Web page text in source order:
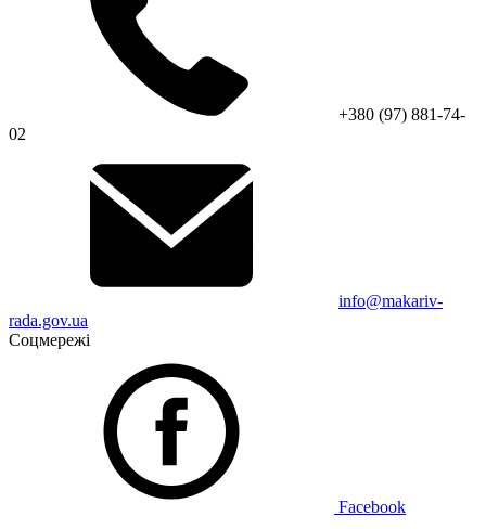
+380 (97) 881-74-
02
info@makariv-
rada.gov.ua
Соцмережі
Facebook